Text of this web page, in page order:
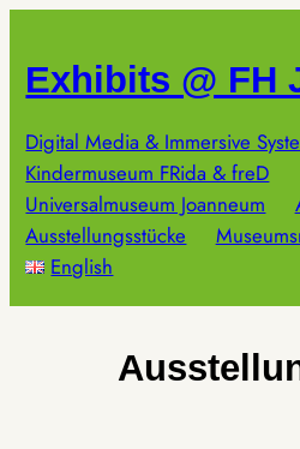
springen
Exhibits @ FH
Digital Media & Immersive
Kindermuseum FRida & freD
Universalmuseum Joanneum
Ausstellungsstücke
English